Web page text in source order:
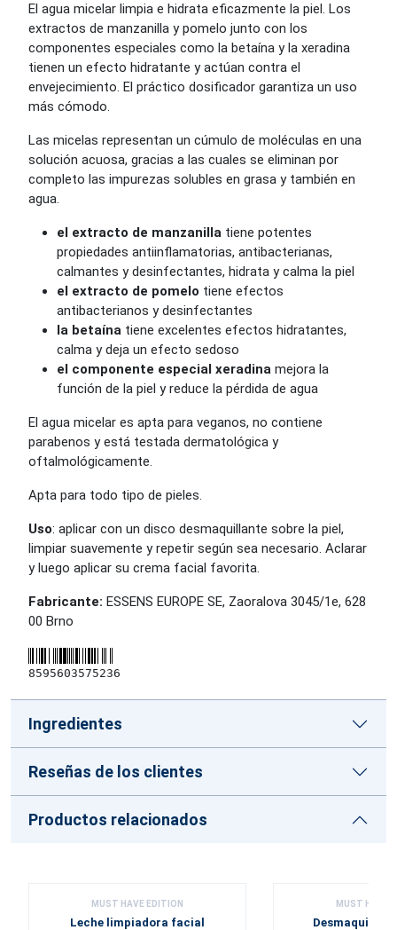
El agua micelar limpia e hidrata eficazmente la piel. Los
extractos de manzanilla y pomelo junto con los
componentes especiales como la betaína y la xeradina
tienen un efecto hidratante y actúan contra el
envejecimiento. El práctico dosificador garantiza un uso
más cómodo.
Las micelas representan un cúmulo de moléculas en una
solución acuosa, gracias a las cuales se eliminan por
completo las impurezas solubles en grasa y también en
agua.
el extracto de manzanilla tiene potentes
propiedades antiinflamatorias, antibacterianas,
calmantes y desinfectantes, hidrata y calma la piel
el extracto de pomelo tiene efectos
antibacterianos y desinfectantes
la betaína tiene excelentes efectos hidratantes,
calma y deja un efecto sedoso
el componente especial xeradina mejora la
función de la piel y reduce la pérdida de agua
El agua micelar es apta para veganos, no contiene
parabenos y está testada dermatológica y
oftalmológicamente.
Apta para todo tipo de pieles.
Uso: aplicar con un disco desmaquillante sobre la piel,
limpiar suavemente y repetir según sea necesario. Aclarar
y luego aplicar su crema facial favorita.
Fabricante: ESSENS EUROPE SE, Zaoralova 3045/1e, 628
00 Brno
8595603575236
Ingredientes
Reseñas de los clientes
Productos relacionados
MUST HAVE EDITION
Leche limpiadora facial
MUST HAVE